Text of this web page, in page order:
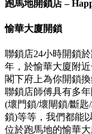
跑馬地開鎖店 –
愉華大廈開鎖
聯鎖店24小時開鎖
年，於愉華大廈附
閣下府上為你開鎖換
聯鎖店師傅具有多
(壞門鎖/壞閘鎖/斷
鎖)等等，我們都能
位於跑馬地的愉華